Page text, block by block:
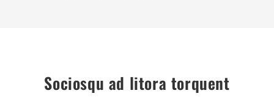
Sociosqu ad litora torquent